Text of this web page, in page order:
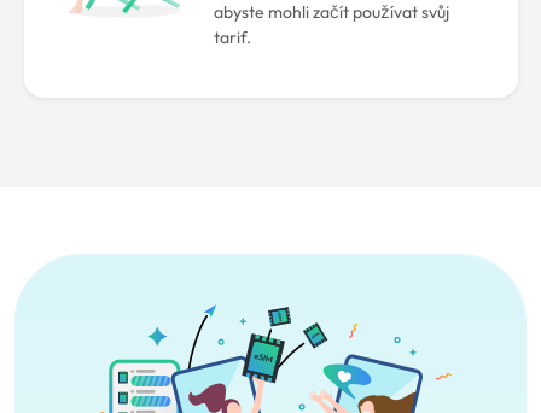
abyste mohli začít používat svůj
tarif.